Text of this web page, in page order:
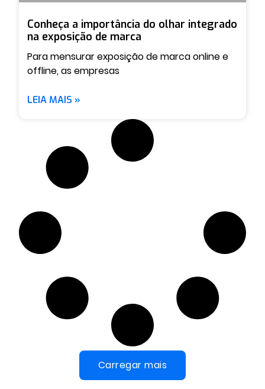
Conheça a importância do olhar integrado
na exposição de marca
Para mensurar exposição de marca online e
offline, as empresas
LEIA MAIS »
Carregar mais